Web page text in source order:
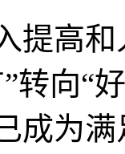
高和
转向“
成为